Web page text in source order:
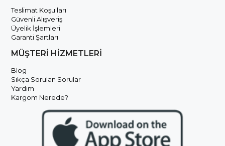
Teslimat Koşulları
Güvenli Alışveriş
Üyelik İşlemleri
Garanti Şartları
MÜŞTERİ HİZMETLERİ
Blog
Sıkça Sorulan Sorular
Yardım
Kargom Nerede?